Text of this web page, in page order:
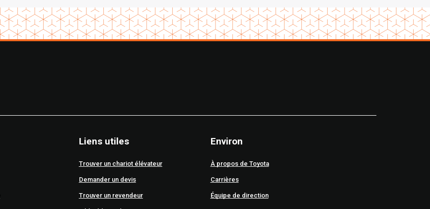
Liens utiles
Trouver un chariot élévateur
Demander un devis
Trouver un revendeur
Environ
À propos de Toyota
Carrières
Équipe de direction